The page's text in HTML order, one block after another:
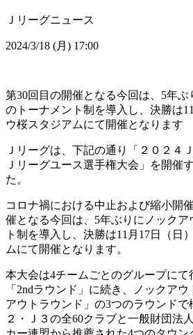
Ｊリーグニュース
2024/3/18 (月) 17:00
第30回目の開催となる今回は、5年
のトーナメント制を導入し、決勝は
ウ桜スタジアムにて開催となります
Ｊリーグは、下記の通り「２０２４
Ｊリーグユース選手権大会」を開催
た。
コロナ禍における中止および縮小開
催となる今回は、5年ぶりにノック
ト制を導入し、決勝は11月17日（日
ムにて開催となります。
本大会は4チームごとのグループにて
「2ndラウンド」に続き、ノックア
アウトラウンド」の3つのラウンドで
２・Ｊ３の全60クラブと一般財団法